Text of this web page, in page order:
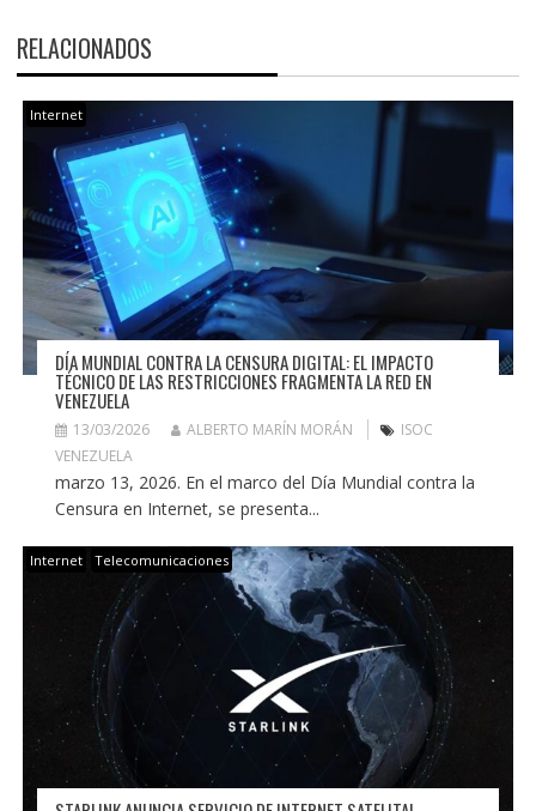
RELACIONADOS
Internet
DÍA MUNDIAL CONTRA LA CENSURA DIGITAL: EL IMPACTO
TÉCNICO DE LAS RESTRICCIONES FRAGMENTA LA RED EN
VENEZUELA
13/03/2026 ALBERTO MARÍN MORÁN
ISOC
VENEZUELA
marzo 13, 2026. En el marco del Día Mundial contra la
Censura en Internet, se presenta...
Internet Telecomunicaciones